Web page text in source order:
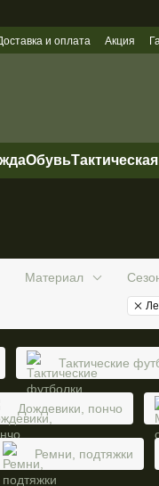
и оплата Акция
Обувь
Материал
Тактические
Дождевики, пончо
Ремни, подтяжки